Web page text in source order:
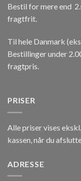
Bestil for mere end
fragtfrit.
Til hele Danmark
Bestillinger under
fragtpris.
PRISER
Alle priser vises
kassen, når du
ADRESSE